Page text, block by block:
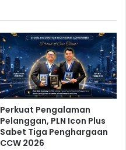
Perkuat Pengalaman
Pelanggan, PLN Icon Plus
Sabet Tiga Penghargaan
CCW 2026